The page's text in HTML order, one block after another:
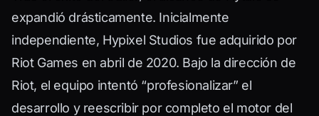
expandió drásticamente. Inicialmente
independiente, Hypixel Studios fue adquirido por
Riot Games en abril de 2020. Bajo la dirección de
Riot, el equipo intentó “profesionalizar” el
desarrollo y reescribir por completo el motor del